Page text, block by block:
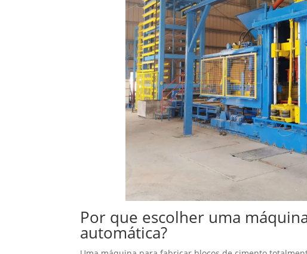
Por que escolher uma
automática?